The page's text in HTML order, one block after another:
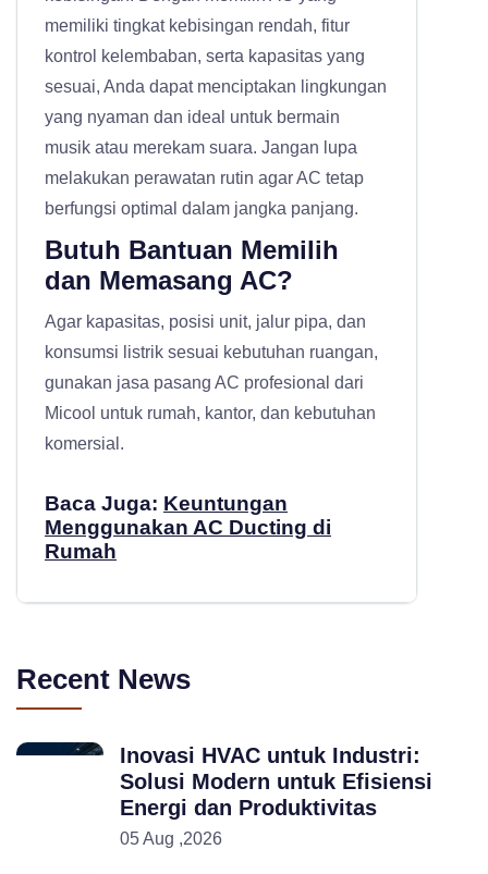
memiliki tingkat kebisingan rendah, fitur
kontrol kelembaban, serta kapasitas yang
sesuai, Anda dapat menciptakan lingkungan
yang nyaman dan ideal untuk bermain
musik atau merekam suara. Jangan lupa
melakukan perawatan rutin agar AC tetap
berfungsi optimal dalam jangka panjang.
Butuh Bantuan Memilih
dan Memasang AC?
Agar kapasitas, posisi unit, jalur pipa, dan
konsumsi listrik sesuai kebutuhan ruangan,
gunakan jasa pasang AC profesional dari
Micool untuk rumah, kantor, dan kebutuhan
komersial.
Baca Juga: Keuntungan
Menggunakan AC Ducting di
Rumah
Recent News
Inovasi HVAC untuk Industri:
Solusi Modern untuk Efisiensi
Energi dan Produktivitas
05 Aug ,2026